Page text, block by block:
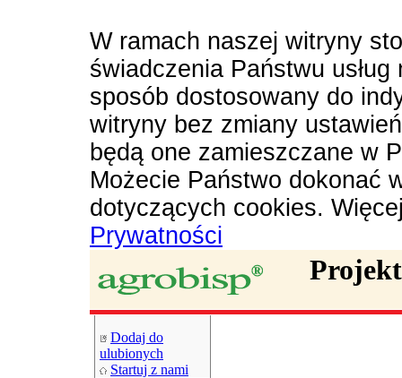
W ramach naszej witryny
świadczenia Państwu
sposób dostosowany do
witryny bez zmiany
będą one zamieszczane w
Możecie Państwo dokonać
dotyczących cookies.
Prywatności
Dodaj do
ulubionych
Startuj z nami